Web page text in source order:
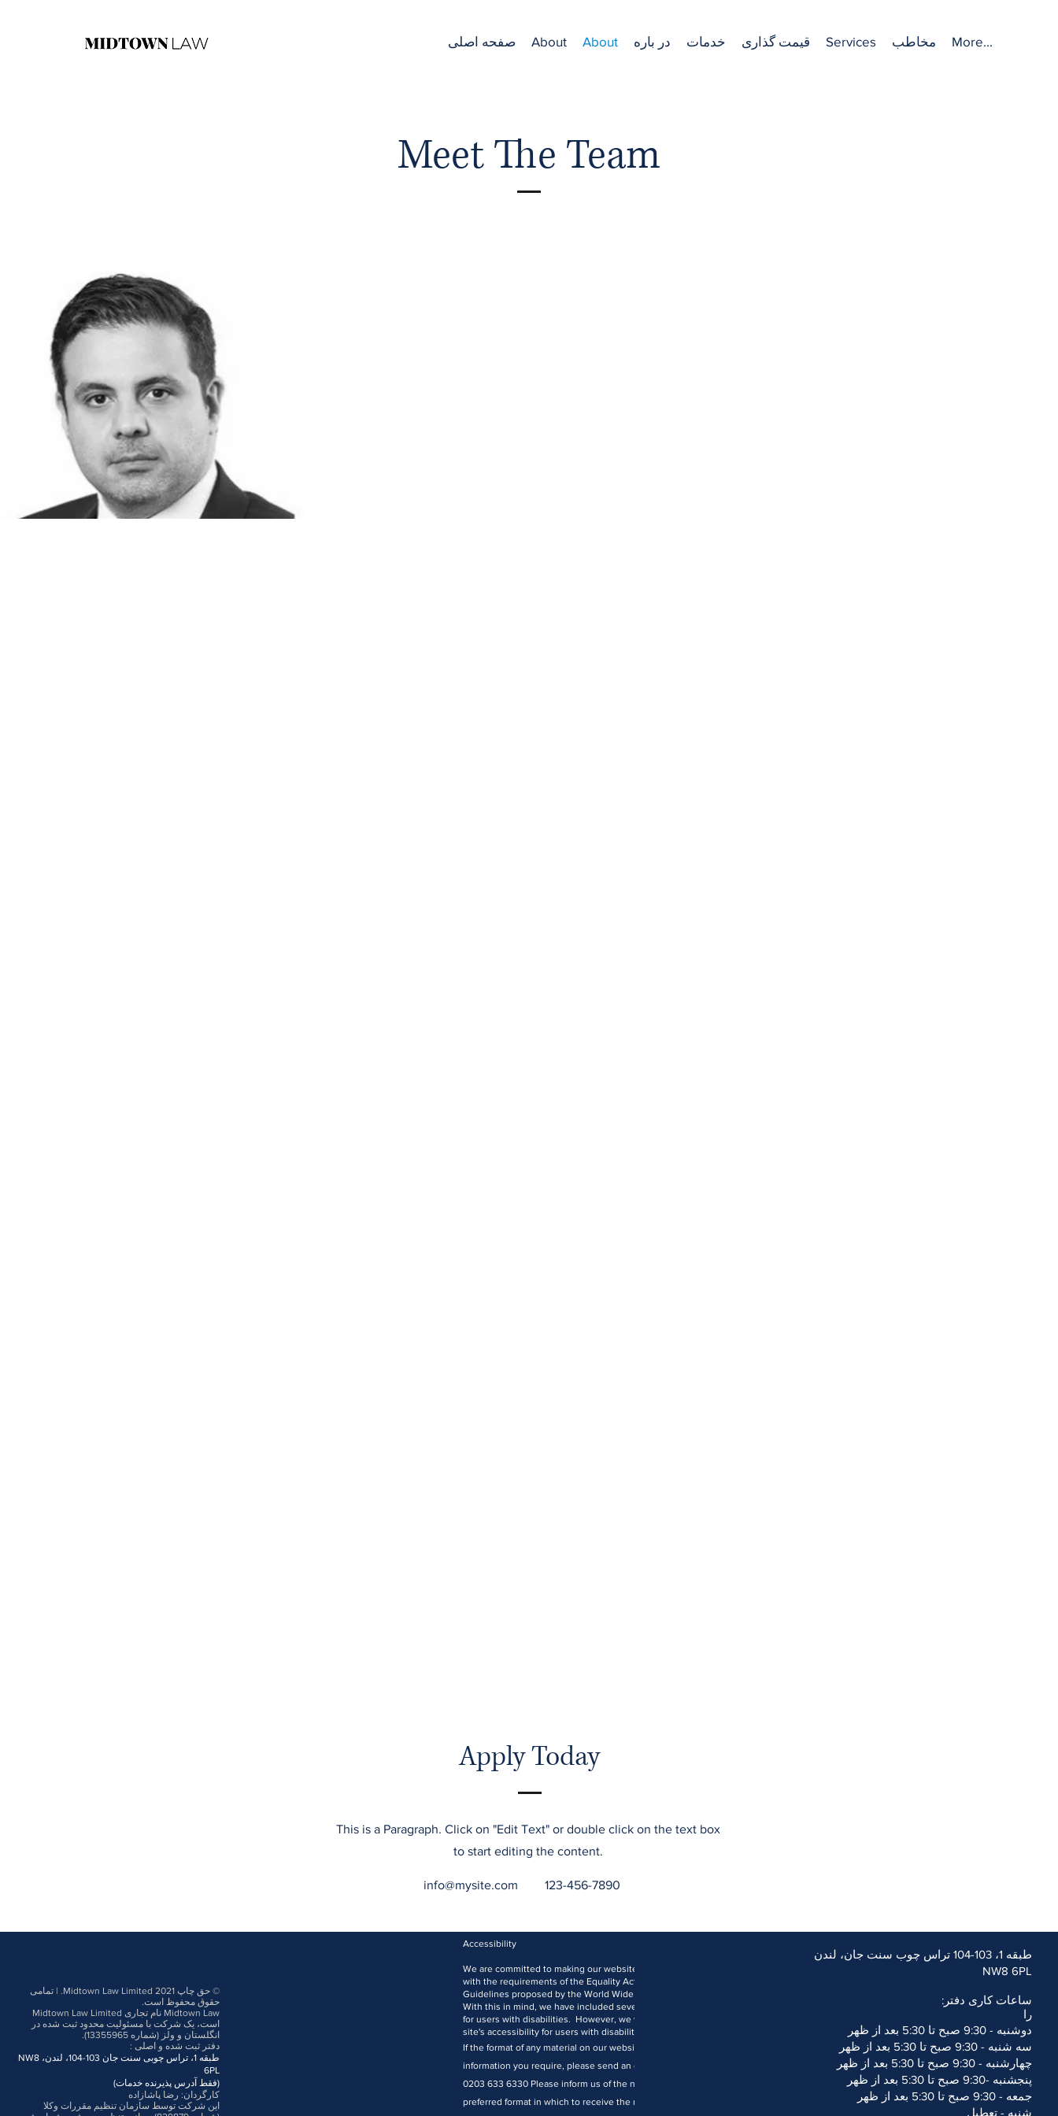
صفحه اصلی About About در باره خدمات قیمت گذاری Services مخاطب More...
Meet The Team
Apply Today
This is a Paragraph. Click on "Edit Text" or double click on the text box
to start editing the content.
info@mysite.com 123-456-7890
© حق چاپ 2021 Midtown Law Limited. | تمامی
حقوق محفوظ است.
Midtown Law نام تجاری Midtown Law Limited
است، یک شرکت با مسئولیت محدود ثبت شده در
انگلستان و ولز (شماره 13355965).
دفتر ثبت شده و اصلی :
طبقه 1، تراس چوبی سنت جان 103-104، لندن، NW8
6PL
(فقط آدرس پذیرنده خدمات)
کارگردان: رضا پاشازاده
این شرکت توسط سازمان تنظیم مقررات وکلا
Accessibility
We are committed to making our website accessible to all users. Our aim is to comply
with the requirements of the Equality Act 2010 and the Web Content Accessibility
Guidelines proposed by the World Wide Web Consortium (W3C).
With this in mind, we have included several features designed to improve accessibility
for users with disabilities. However, we welcome comments on how to improve the
site's accessibility for users with disabilities.
If the format of any material on our website interferes with your ability to access the
information you require, please send an e-mail to
0203 633 6330 Please inform us of the nature of your accessibility problem and the
preferred format in which to receive the material and your contact
طبقه 1، 103-104 تراس چوب سنت جان، لندن
NW8 6PL
ساعات کاری دفتر:
را
دوشنبه - 9:30 صبح تا 5:30 بعد از ظهر
سه شنبه - 9:30 صبح تا 5:30 بعد از ظهر
چهارشنبه - 9:30 صبح تا 5:30 بعد از ظهر
پنجشنبه -9:30 صبح تا 5:30 بعد از ظهر
جمعه - 9:30 صبح تا 5:30 بعد از ظهر
شنبه - تعطیل